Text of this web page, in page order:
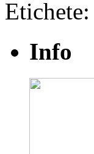
Etichete:
Info